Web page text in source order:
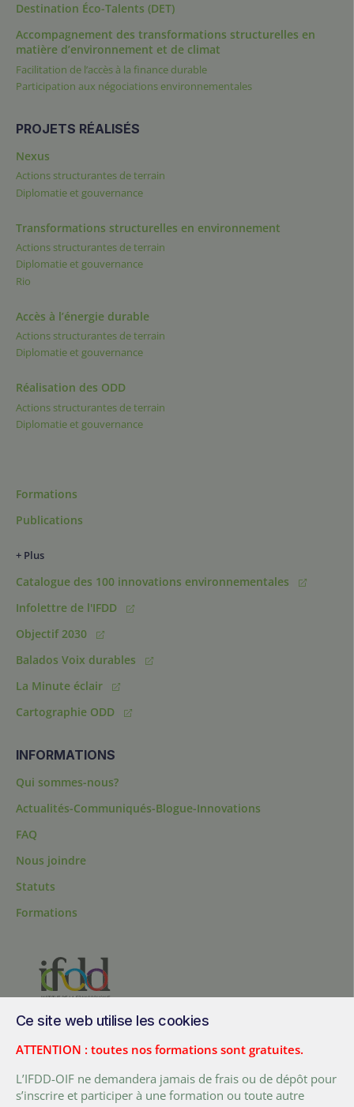
Destination Éco-Talents (DET)
Accompagnement des transformations structurelles en
matière d’environnement et de climat
Facilitation de l’accès à la finance durable
Participation aux négociations environnementales
PROJETS RÉALISÉS
Nexus
Actions structurantes de terrain
Diplomatie et gouvernance
Transformations structurelles en environnement
Actions structurantes de terrain
Diplomatie et gouvernance
Rio
Accès à l’énergie durable
Actions structurantes de terrain
Diplomatie et gouvernance
Réalisation des ODD
Actions structurantes de terrain
Diplomatie et gouvernance
Formations
Publications
+ Plus
Catalogue des 100 innovations environnementales
Infolettre de l'IFDD
Objectif 2030
Balados Voix durables
La Minute éclair
Cartographie ODD
INFORMATIONS
Qui sommes-nous?
Actualités-Communiqués-Blogue-Innovations
FAQ
Nous joindre
Statuts
Formations
Canada
Tél. :+ (1) 418 692 5727
Fax :+ (1) 418 692 5644
Ce site web utilise les cookies
ATTENTION : toutes nos formations sont gratuites.
L’IFDD-OIF ne demandera jamais de frais ou de dépôt pour
s’inscrire et participer à une formation ou toute autre